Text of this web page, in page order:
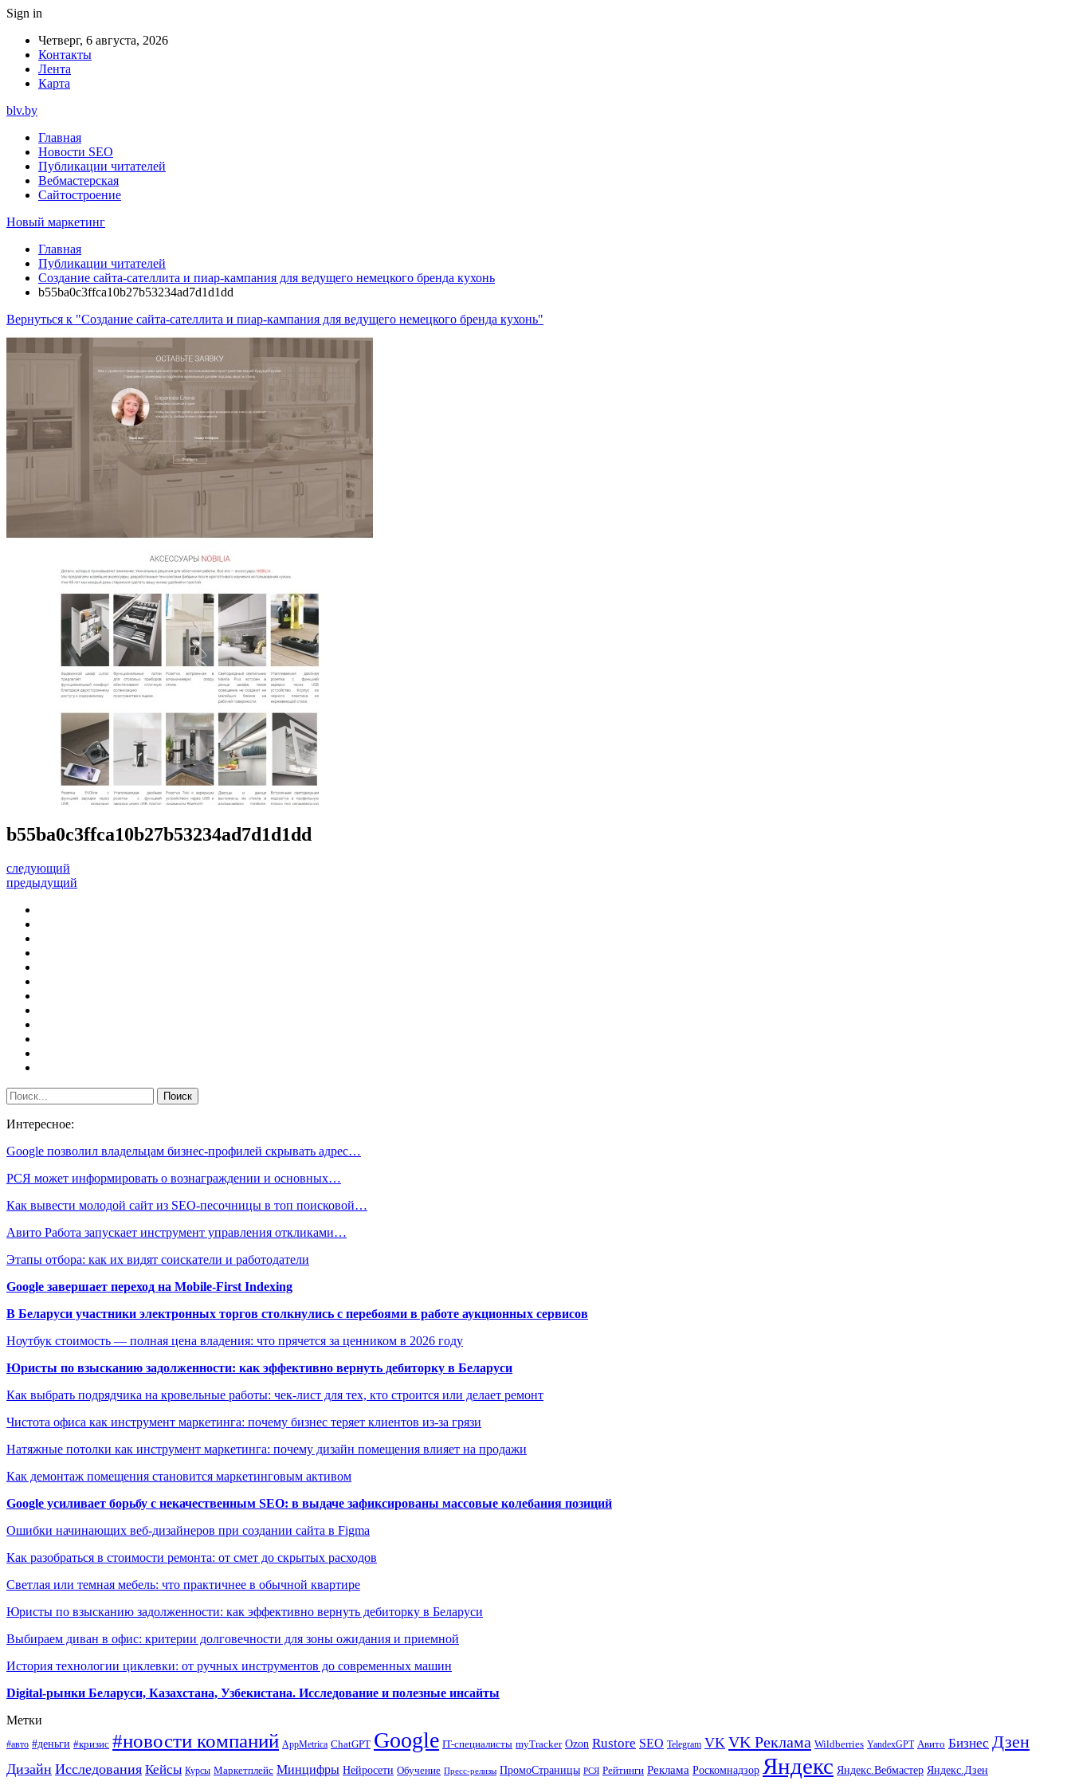
Sign in
Четверг, 6 августа, 2026
Контакты
Лента
Карта
blv.by
Главная
Новости SEO
Публикации читателей
Вебмастерская
Сайтостроение
Новый маркетинг
Главная
Публикации читателей
Создание сайта-сателлита и пиар-кампания для ведущего немецкого бренда кухонь
b55ba0c3ffca10b27b53234ad7d1d1dd
Вернуться к "Создание сайта-сателлита и пиар-кампания для ведущего немецкого бренда кухонь"
b55ba0c3ffca10b27b53234ad7d1d1dd
следующий
предыдущий
Интересное:
Google позволил владельцам бизнес-профилей скрывать адрес…
РСЯ может информировать о вознаграждении и основных…
Как вывести молодой сайт из SEO-песочницы в топ поисковой…
Авито Работа запускает инструмент управления откликами…
Этапы отбора: как их видят соискатели и работодатели
Google завершает переход на Mobile-First Indexing
В Беларуси участники электронных торгов столкнулись с перебоями в работе аукционных сервисов
Ноутбук стоимость — полная цена владения: что прячется за ценником в 2026 году
Юристы по взысканию задолженности: как эффективно вернуть дебиторку в Беларуси
Как выбрать подрядчика на кровельные работы: чек-лист для тех, кто строится или делает ремонт
Чистота офиса как инструмент маркетинга: почему бизнес теряет клиентов из-за грязи
Натяжные потолки как инструмент маркетинга: почему дизайн помещения влияет на продажи
Как демонтаж помещения становится маркетинговым активом
Google усиливает борьбу с некачественным SEO: в выдаче зафиксированы массовые колебания позиций
Ошибки начинающих веб-дизайнеров при создании сайта в Figma
Как разобраться в стоимости ремонта: от смет до скрытых расходов
Светлая или темная мебель: что практичнее в обычной квартире
Юристы по взысканию задолженности: как эффективно вернуть дебиторку в Беларуси
Выбираем диван в офис: критерии долговечности для зоны ожидания и приемной
История технологии циклевки: от ручных инструментов до современных машин
Digital-рынки Беларуси, Казахстана, Узбекистана. Исследование и полезные инсайты
Метки
#авто #деньги #кризис #новости компаний AppMetrica ChatGPT Google IT-специалисты myTracker Ozon Rustore SEO Telegram VK VK Реклама Wildberries YandexGPT Авито Бизнес Дзен
Дизайн Исследования Кейсы Курсы Маркетплейс Минцифры Нейросети Обучение Пресс-релизы ПромоСтраницы РСЯ Рейтинги Реклама Роскомнадзор Яндекс Яндекс.Вебмастер Яндекс.Дзен